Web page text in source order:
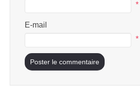
*
E-mail
*